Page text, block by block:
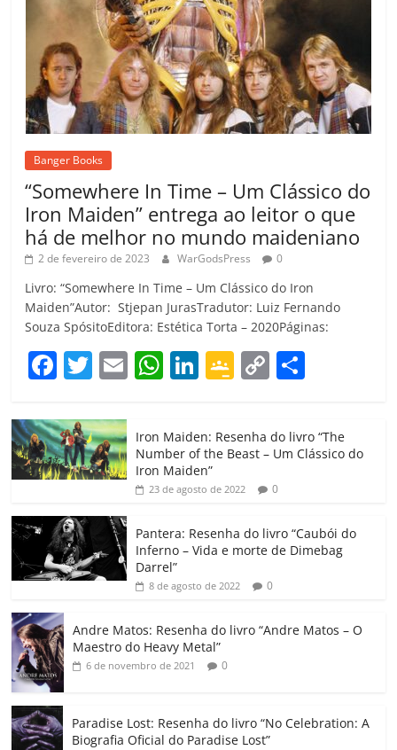
Banger Books
“Somewhere In Time – Um Clássico do
Iron Maiden” entrega ao leitor o que
há de melhor no mundo maideniano
2 de fevereiro de 2023 WarGodsPress 0
Livro: “Somewhere In Time – Um Clássico do Iron
Maiden”Autor: Stjepan JurasTradutor: Luiz Fernando
Souza SpósitoEditora: Estética Torta – 2020Páginas:
F
c
e
b
o
o
k
T
itt
er
E W
at
s
A
p
Li
e
dI
G
gl
e
Cl
a
ss
ro
o
C
p
y
Li
k
m
p
h
ar
Iron Maiden: Resenha do livro “The
Number of the Beast – Um Clássico do
Iron Maiden”
23 de agosto de 2022 0
Pantera: Resenha do livro “Caubói do
Inferno – Vida e morte de Dimebag
Darrel”
8 de agosto de 2022 0
Andre Matos: Resenha do livro “Andre Matos – O
Maestro do Heavy Metal”
6 de novembro de 2021 0
Paradise Lost: Resenha do livro “No Celebration: A
Biografia Oficial do Paradise Lost”